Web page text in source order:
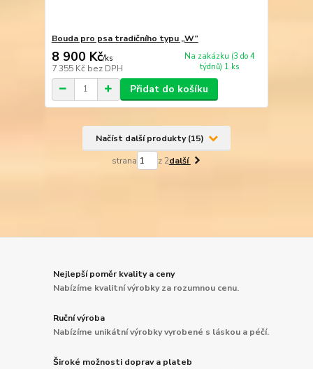
Bouda pro psa tradičního typu „W”
8 900 Kč/ks
7 355 Kč bez DPH
Na zakázku (3 do 4
týdnů) 1 ks
Přidat do košíku
Načíst další produkty (15)
strana z 2další
Nejlepší poměr kvality a ceny
Nabízíme kvalitní výrobky za rozumnou cenu.
Ruční výroba
Nabízíme unikátní výrobky vyrobené s láskou a péčí.
Široké možnosti doprav a plateb